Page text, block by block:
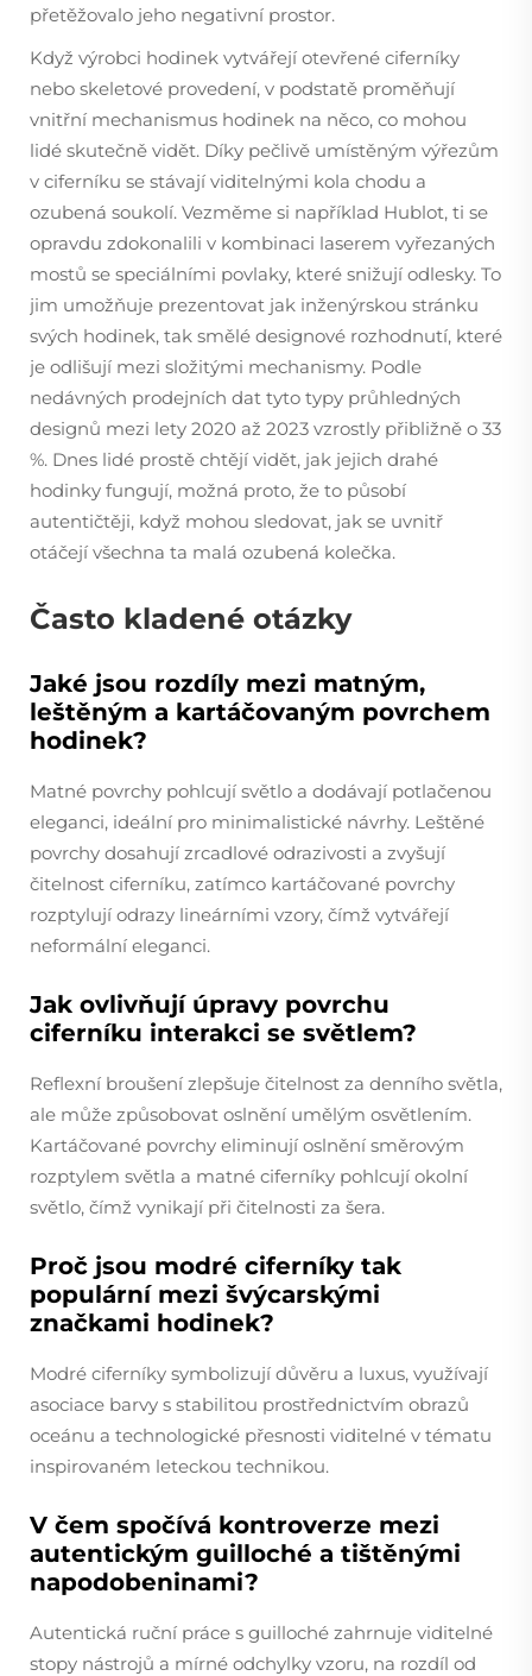
přetěžovalo jeho negativní prostor.
Když výrobci hodinek vytvářejí otevřené ciferníky
nebo skeletové provedení, v podstatě proměňují
vnitřní mechanismus hodinek na něco, co mohou
lidé skutečně vidět. Díky pečlivě umístěným výřezům
v ciferníku se stávají viditelnými kola chodu a
ozubená soukolí. Vezměme si například Hublot, ti se
opravdu zdokonalili v kombinaci laserem vyřezaných
mostů se speciálními povlaky, které snižují odlesky. To
jim umožňuje prezentovat jak inženýrskou stránku
svých hodinek, tak smělé designové rozhodnutí, které
je odlišují mezi složitými mechanismy. Podle
nedávných prodejních dat tyto typy průhledných
designů mezi lety 2020 až 2023 vzrostly přibližně o 33
%. Dnes lidé prostě chtějí vidět, jak jejich drahé
hodinky fungují, možná proto, že to působí
autentičtěji, když mohou sledovat, jak se uvnitř
otáčejí všechna ta malá ozubená kolečka.
Často kladené otázky
Jaké jsou rozdíly mezi matným,
leštěným a kartáčovaným povrchem
hodinek?
Matné povrchy pohlcují světlo a dodávají potlačenou
eleganci, ideální pro minimalistické návrhy. Leštěné
povrchy dosahují zrcadlové odrazivosti a zvyšují
čitelnost ciferníku, zatímco kartáčované povrchy
rozptylují odrazy lineárními vzory, čímž vytvářejí
neformální eleganci.
Jak ovlivňují úpravy povrchu
ciferníku interakci se světlem?
Reflexní broušení zlepšuje čitelnost za denního světla,
ale může způsobovat oslnění umělým osvětlením.
Kartáčované povrchy eliminují oslnění směrovým
rozptylem světla a matné ciferníky pohlcují okolní
světlo, čímž vynikají při čitelnosti za šera.
Proč jsou modré ciferníky tak
populární mezi švýcarskými
značkami hodinek?
Modré ciferníky symbolizují důvěru a luxus, využívají
asociace barvy s stabilitou prostřednictvím obrazů
oceánu a technologické přesnosti viditelné v tématu
inspirovaném leteckou technikou.
V čem spočívá kontroverze mezi
autentickým guilloché a tištěnými
napodobeninami?
Autentická ruční práce s guilloché zahrnuje viditelné
stopy nástrojů a mírné odchylky vzoru, na rozdíl od